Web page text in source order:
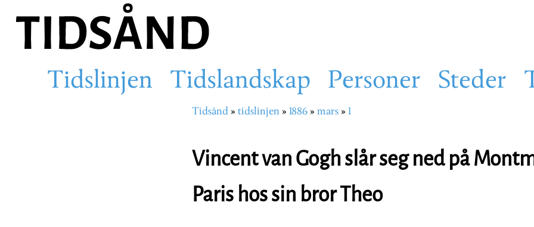
hovedinnhold
Main
Tidslinjen Tidslandskap Personer Steder
Navigasjonssti
Tidsånd tidslinjen 1886 mars 1
Vincent van Gogh slår seg ned på
Paris hos sin bror Theo